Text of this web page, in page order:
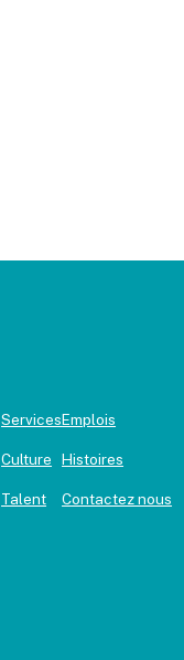
Services
Culture
Talent
Emplois
Histoires
Contactez nous